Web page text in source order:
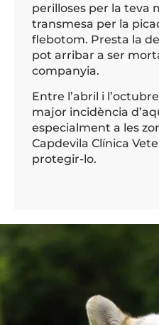
perilloses per la teva
transmesa per la
flebotom. Presta la
pot arribar a ser
companyia.
Entre l’abril i
major incidència
especialment a les
Capdevila Clínica
protegir-lo.